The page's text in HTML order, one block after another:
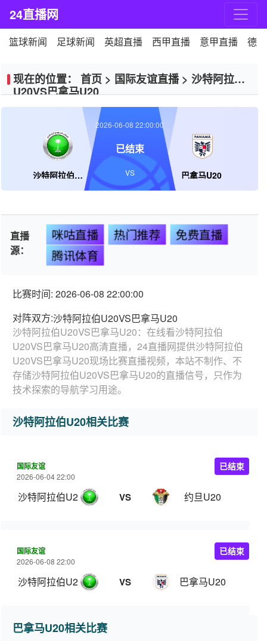
24直播网
篮球新闻 足球新闻 英超直播 西甲直播 意甲直播 德
现在的位置： 首页 > 国际友谊直播> 沙特阿拉伯
U20VS巴拿马U20
沙特阿拉伯U20 巴拿马U20
2026-06-08 22:00:00
已结束
VS
直播
源：
咪咕直播 热门推荐
免费直播
腾讯体育
比赛时间: 2026-06-08 22:00:00
对阵双方:沙特阿拉伯U20VS巴拿马U20
沙特阿拉伯U20VS巴拿马U20：在线看沙特阿拉伯
U20VS巴拿马U20高清直播，24直播网提供沙特阿拉伯
U20VS巴拿马U20现场比赛直播视频，本站不制作、不
存储沙特阿拉伯U20VS巴拿马U20的直播信号，只作为
技术探索的导航学习用途。
沙特阿拉伯U20相关比赛
国际友谊
2026-06-04 22:00
沙特阿拉伯U20 VS 约旦U20
已结束
国际友谊
2026-06-08 22:00
沙特阿拉伯U20 VS 巴拿马U20
已结束
巴拿马U20相关比赛